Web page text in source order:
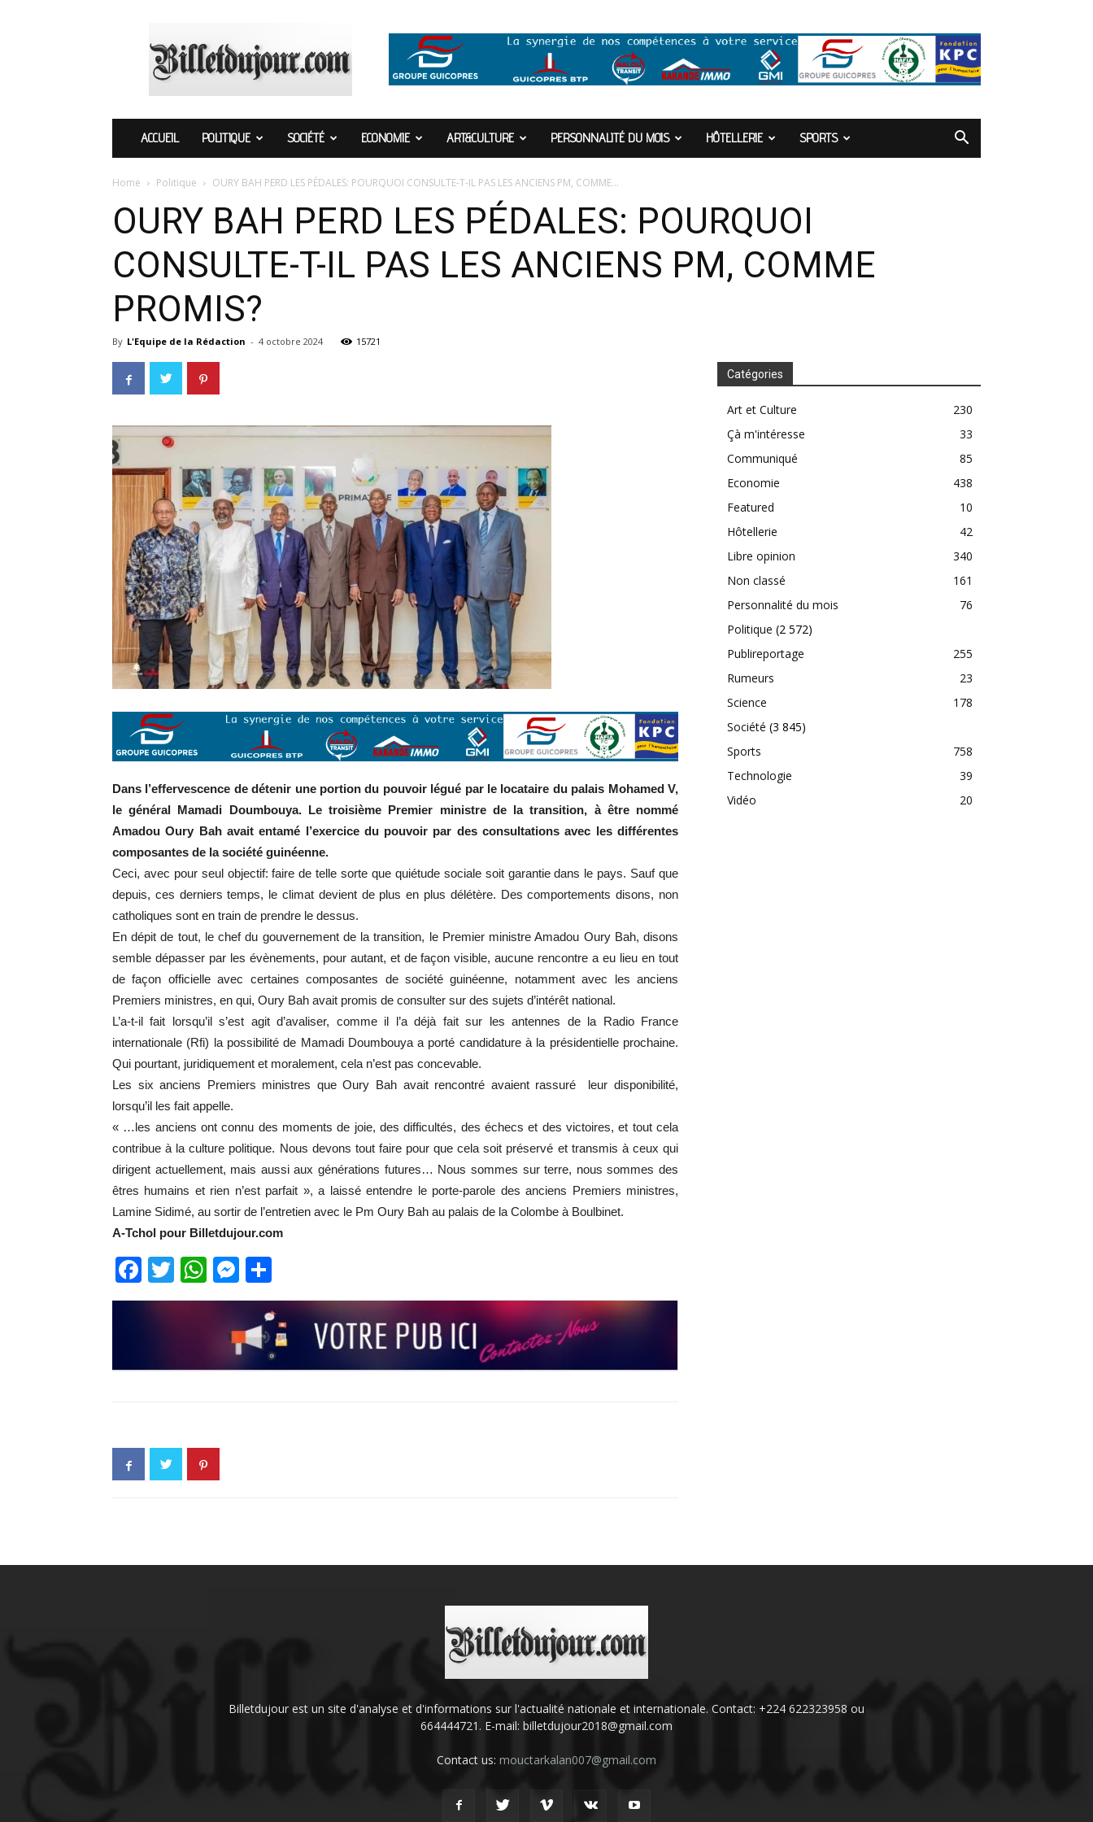
ACCUEIL POLITIQUE SOCIÉTÉ ECONOMIE ART&CULTURE PERSONNALITÉ DU MOIS HÔTELLERIE SPORTS
Home Politique OURY BAH PERD LES PÉDALES: POURQUOI CONSULTE-T-IL PAS LES ANCIENS PM, COMME...
OURY BAH PERD LES PÉDALES: POURQUOI
CONSULTE-T-IL PAS LES ANCIENS PM, COMME
PROMIS?
By L'Equipe de la Rédaction - 4 octobre 2024 15721
Dans l’effervescence de détenir une portion du pouvoir légué par le locataire du palais Mohamed V,
le général Mamadi Doumbouya. Le troisième Premier ministre de la transition, à être nommé
Amadou Oury Bah avait entamé l’exercice du pouvoir par des consultations avec les différentes
composantes de la société guinéenne.
Ceci, avec pour seul objectif: faire de telle sorte que quiétude sociale soit garantie dans le pays. Sauf que
depuis, ces derniers temps, le climat devient de plus en plus délétère. Des comportements disons, non
catholiques sont en train de prendre le dessus.
En dépit de tout, le chef du gouvernement de la transition, le Premier ministre Amadou Oury Bah, disons
semble dépasser par les évènements, pour autant, et de façon visible, aucune rencontre a eu lieu en tout
de façon officielle avec certaines composantes de société guinéenne, notamment avec les anciens
Premiers ministres, en qui, Oury Bah avait promis de consulter sur des sujets d’intérêt national.
L’a-t-il fait lorsqu’il s’est agit d’avaliser, comme il l’a déjà fait sur les antennes de la Radio France
internationale (Rfi) la possibilité de Mamadi Doumbouya a porté candidature à la présidentielle prochaine.
Qui pourtant, juridiquement et moralement, cela n’est pas concevable.
Les six anciens Premiers ministres que Oury Bah avait rencontré avaient rassuré leur disponibilité,
lorsqu’il les fait appelle.
« …les anciens ont connu des moments de joie, des difficultés, des échecs et des victoires, et tout cela
contribue à la culture politique. Nous devons tout faire pour que cela soit préservé et transmis à ceux qui
dirigent actuellement, mais aussi aux générations futures… Nous sommes sur terre, nous sommes des
êtres humains et rien n’est parfait », a laissé entendre le porte-parole des anciens Premiers ministres,
Lamine Sidimé, au sortir de l’entretien avec le Pm Oury Bah au palais de la Colombe à Boulbinet.
A-Tchol pour Billetdujour.com
Facebook
TwitterWhatsApp
Messenger
Catégories
Art et Culture
230
Çà m'intéresse
33
Communiqué
85
Economie
438
Featured
10
Hôtellerie
42
Libre opinion
340
Non classé
161
Personnalité du mois
76
Politique (2 572)
Publireportage
255
Rumeurs
23
Science
178
Société (3 845)
Sports
758
Technologie
39
Vidéo
20
Billetdujour est un site d'analyse et d'informations sur l'actualité nationale et internationale. Contact: +224 622323958 ou
664444721. E-mail: billetdujour2018@gmail.com
Contact us: mouctarkalan007@gmail.com